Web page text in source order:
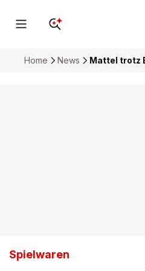
Home News Mattel trotz
Spielwaren